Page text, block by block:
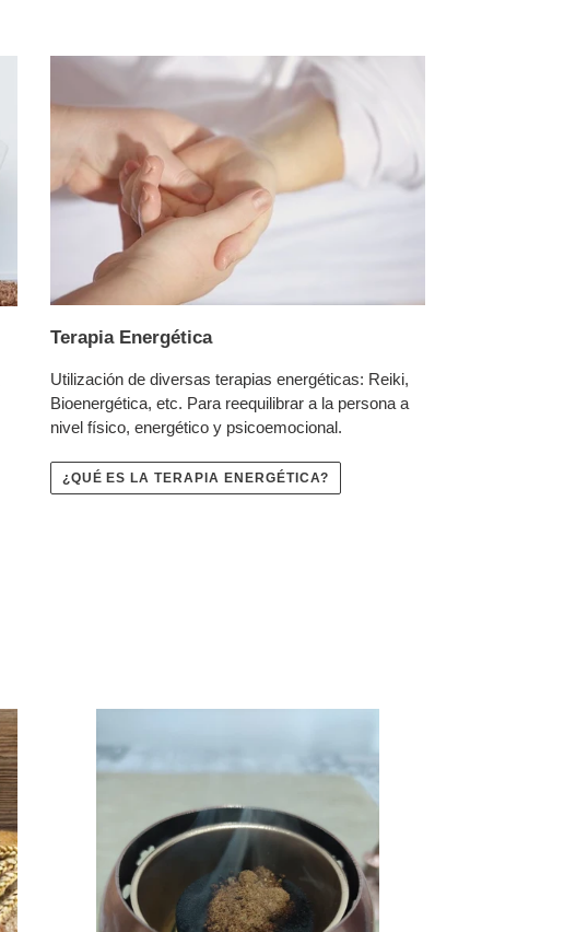
Terapia Energética
Utilización de diversas terapias energéticas: Reiki,
Bioenergética, etc. Para reequilibrar a la persona a
nivel físico, energético y psicoemocional.
¿QUÉ ES LA TERAPIA ENERGÉTICA?